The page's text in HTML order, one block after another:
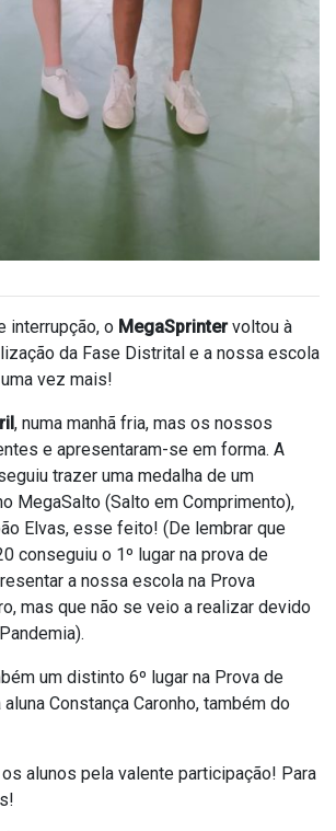
interrupção, o MegaSprintervoltou à
da Fase Distrital e a nossa escola
vez mais!
, numa manhã fria, mas os nossos
e apresentaram-se em forma. A
trazer uma medalha de um
MegaSalto (Salto em Comprimento),
Elvas, esse feito! (De lembrar que
conseguiu o 1º lugar na prova de
a nossa escola na Prova
mas que não se veio a realizar devido
um distinto 6º lugar na Prova de
Constança Caronho, também do
alunos pela valente participação! Para